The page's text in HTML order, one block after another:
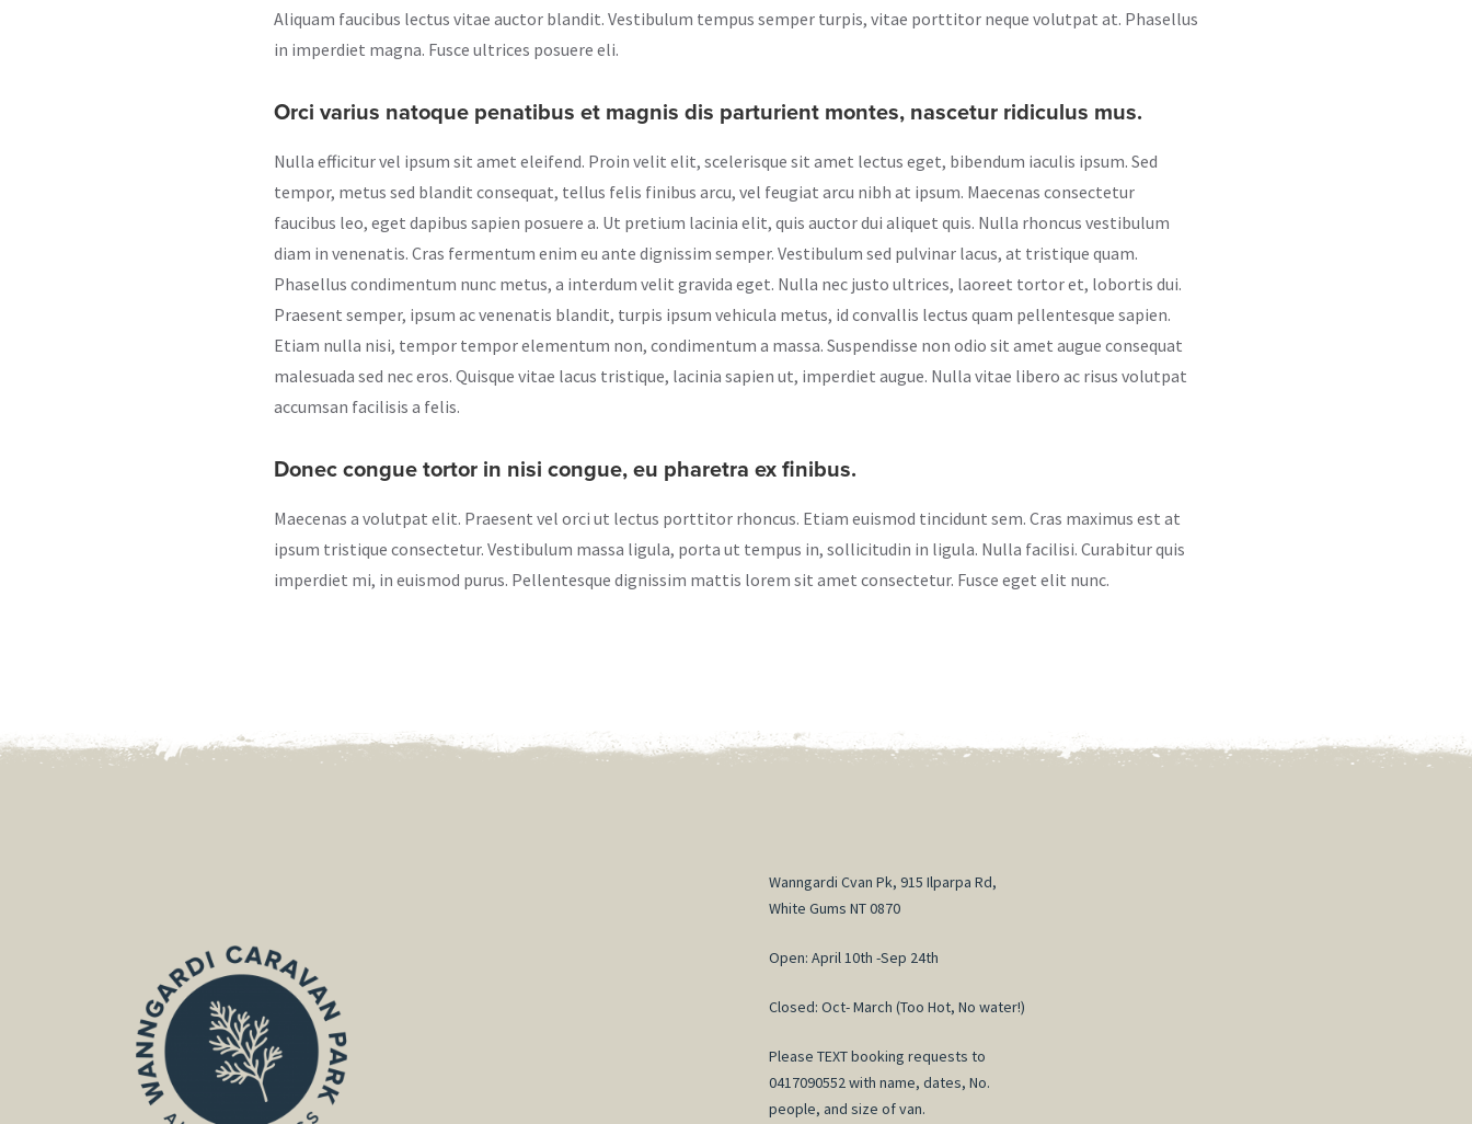
Aliquam faucibus lectus vitae auctor blandit. Vestibulum tempus semper turpis, vitae porttitor neque volutpat at. Phasellus
in imperdiet magna. Fusce ultrices posuere eli.
Orci varius natoque penatibus et magnis dis parturient montes, nascetur ridiculus mus.
Nulla efficitur vel ipsum sit amet eleifend. Proin velit elit, scelerisque sit amet lectus eget, bibendum iaculis ipsum. Sed
tempor, metus sed blandit consequat, tellus felis finibus arcu, vel feugiat arcu nibh at ipsum. Maecenas consectetur
faucibus leo, eget dapibus sapien posuere a. Ut pretium lacinia elit, quis auctor dui aliquet quis. Nulla rhoncus vestibulum
diam in venenatis. Cras fermentum enim eu ante dignissim semper. Vestibulum sed pulvinar lacus, at tristique quam.
Phasellus condimentum nunc metus, a interdum velit gravida eget. Nulla nec justo ultrices, laoreet tortor et, lobortis dui.
Praesent semper, ipsum ac venenatis blandit, turpis ipsum vehicula metus, id convallis lectus quam pellentesque sapien.
Etiam nulla nisi, tempor tempor elementum non, condimentum a massa. Suspendisse non odio sit amet augue consequat
malesuada sed nec eros. Quisque vitae lacus tristique, lacinia sapien ut, imperdiet augue. Nulla vitae libero ac risus volutpat
accumsan facilisis a felis.
Donec congue tortor in nisi congue, eu pharetra ex finibus.
Maecenas a volutpat elit. Praesent vel orci ut lectus porttitor rhoncus. Etiam euismod tincidunt sem. Cras maximus est at
ipsum tristique consectetur. Vestibulum massa ligula, porta ut tempus in, sollicitudin in ligula. Nulla facilisi. Curabitur quis
imperdiet mi, in euismod purus. Pellentesque dignissim mattis lorem sit amet consectetur. Fusce eget elit nunc.
Wanngardi Cvan Pk, 915 Ilparpa Rd,
White Gums NT 0870
Open: April 10th -Sep 24th
Closed: Oct- March (Too Hot, No water!)
Please TEXT booking requests to
0417090552 with name, dates, No.
people, and size of van.